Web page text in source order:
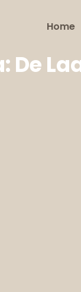
Home
De